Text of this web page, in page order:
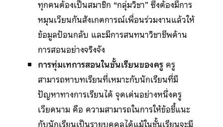
ทุกคนต้องเป็นสมาชิก “กลุ่มวิชา” ซึ่งต้องมีการ
หมุนเวียนกันสังเกตการณ์เพื่อนร่วมงานแล้วให้
ข้อมูลป้อนกลับ และมีการสนทนาวิชาชีพด้าน
การสอนอย่างจริงจัง
การทุ่มเทการสอนในชั้นเรียนของครูครู
สามารถหาบทเรียนที่เหมาะกับนักเรียนที่มี
ปัญหาทางการเรียนได้ จุดเด่นอย่างหนึ่งครู
เวียดนาม คือ ความสามารถในการให้ข้อชี้แนะ